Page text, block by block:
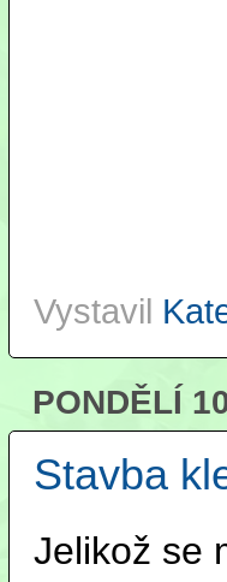
Vystavil
PONDĚLÍ
Stavba
Jelikož se